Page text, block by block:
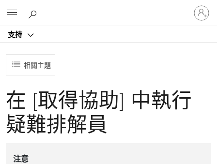
支持
登
入
您
相關主題
在 [取得協助] 中執行
疑難排解員
注意